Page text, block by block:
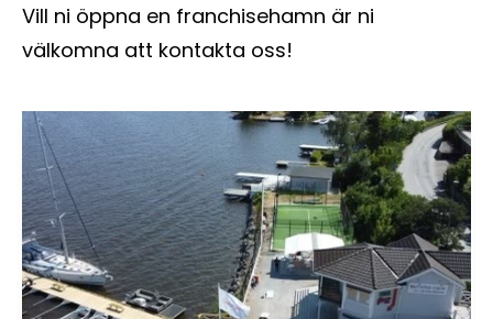
Vill ni öppna en franchisehamn är ni
välkomna att kontakta oss!